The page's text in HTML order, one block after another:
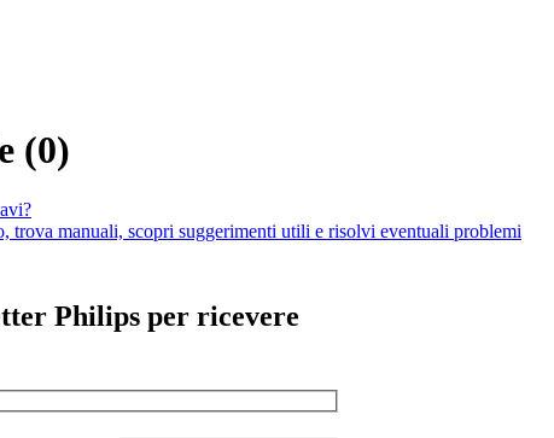
(0)
trova manuali, scopri suggerimenti utili e risolvi eventuali problemi
Philips per ricevere